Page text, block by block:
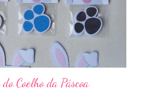
Coelho da Páscoa